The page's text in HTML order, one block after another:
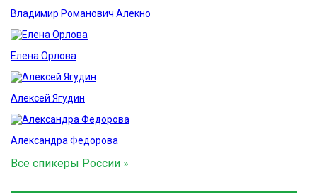
Владимир Романович Алекно
Елена Орлова
Алексей Ягудин
Александра Федорова
Все спикеры России »